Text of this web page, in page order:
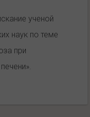
ученой
наук по теме
при